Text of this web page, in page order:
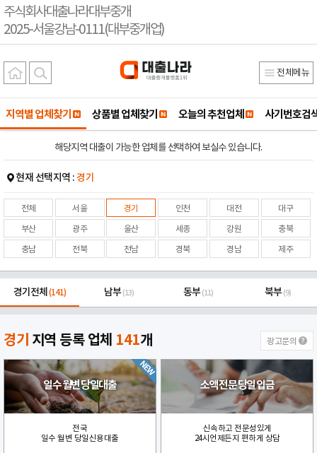
주식회사대출나라대부중개
2025-서울강남-0111(대부중개업)
전체메뉴
지역별 업체찾기 상품별 업체찾기 오늘의 추천업체 사기번호검
해당지역 대출이 가능한 업체를 선택하여 보실수 있습니다.
현재 선택지역 :경기
전체 서울 경기 인천 대전 대구
부산 광주 울산 세종 강원 충북
충남 전북 전남 경북 경남 제주
경기전체 (141) 남부 (13) 동부 (11) 북부 (9)
경기 지역 등록 업체 141개 광고문의
일수 월변 당일대출
전국
일수 월변 당일신용대출
소액 전문 당일 입금
신속하고 전문성있게
24시언제든지 편하게 상담